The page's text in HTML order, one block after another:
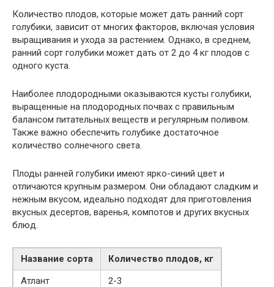
Количество плодов, которые может дать ранний сорт
голубики, зависит от многих факторов, включая условия
выращивания и ухода за растением. Однако, в среднем,
ранний сорт голубики может дать от 2 до 4 кг плодов с
одного куста.
Наиболее плодородными оказываются кусты голубики,
выращенные на плодородных почвах с правильным
балансом питательных веществ и регулярным поливом.
Также важно обеспечить голубике достаточное
количество солнечного света.
Плоды ранней голубики имеют ярко-синий цвет и
отличаются крупным размером. Они обладают сладким и
нежным вкусом, идеально подходят для приготовления
вкусных десертов, варенья, компотов и других вкусных
блюд.
Название сорта
Количество плодов, кг
Атлант
2-3